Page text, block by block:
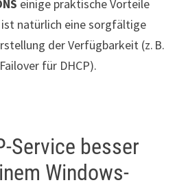
einige praktische Vorteile
natürlich eine sorgfältige
der Verfügbarkeit (z. B.
für DHCP).
Service besser
Windows-